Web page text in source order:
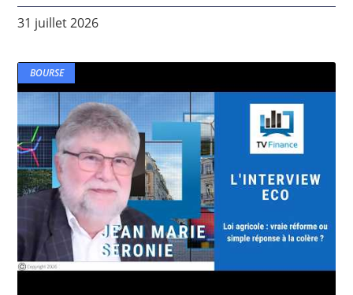
31 juillet 2026
BOURSE